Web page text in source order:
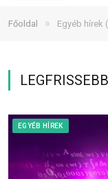
Főoldal » Egyéb hírek
LEGFRISSEBB
EGYÉB HÍREK